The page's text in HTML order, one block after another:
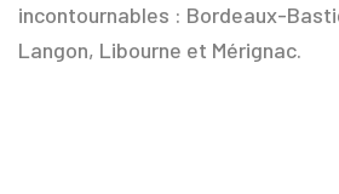
incontournables : Bordeaux-
Langon, Libourne et Mérignac.